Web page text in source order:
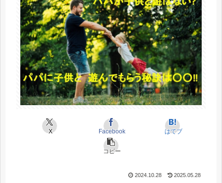
X Facebook はてブ
コピー
2024.10.28 2025.05.28